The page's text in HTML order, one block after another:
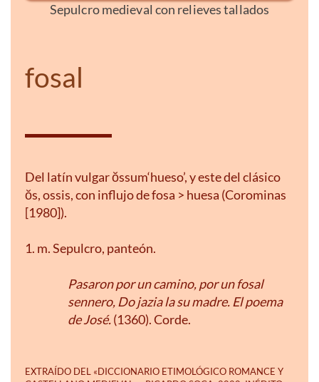
Sepulcro medieval con relieves tallados
fosal
Del latín vulgar ŏssum‘hueso’, y este del clásico
ŏs, ossis, con influjo de fosa > huesa (Corominas
[1980]).
1. m. Sepulcro, panteón.
Pasaron por un camino, por un fosal
sennero, Do jazia la su madre. El poema
de José.(1360). Corde.